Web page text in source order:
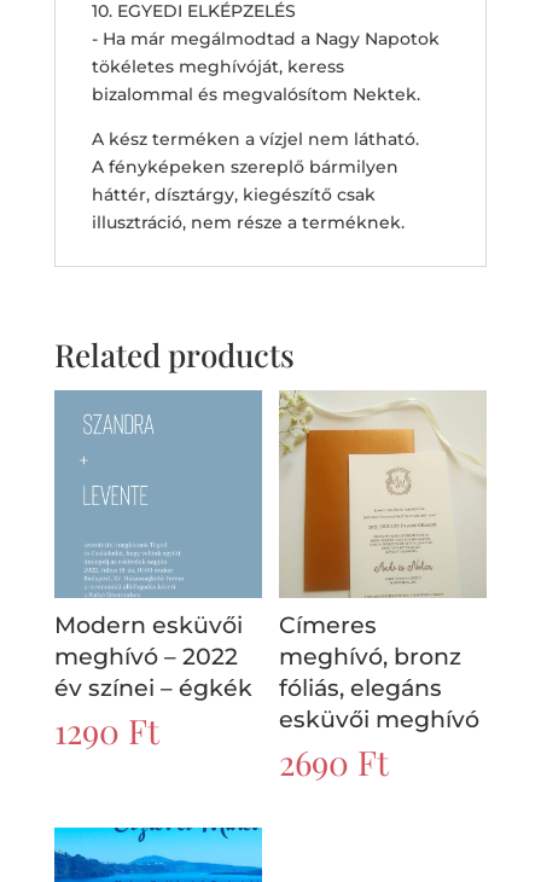
10. EGYEDI ELKÉPZELÉS
- Ha már megálmodtad a Nagy Napotok
tökéletes meghívóját, keress
bizalommal és megvalósítom Nektek.
A kész terméken a vízjel nem látható.
A fényképeken szereplő bármilyen
háttér, dísztárgy, kiegészítő csak
illusztráció, nem része a terméknek.
Related products
Modern esküvői
meghívó – 2022
év színei – égkék
1290 Ft
Címeres
meghívó, bronz
fóliás, elegáns
esküvői meghívó
2690 Ft